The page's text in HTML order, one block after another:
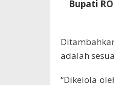
Bupati
adalah
“Dikelola